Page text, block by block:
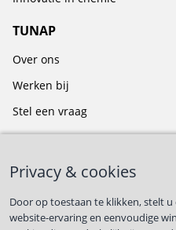
TUNAP
Over ons
Werken bij
Stel een vraag
Privacy & cookies
Door op toestaan te klikken, stelt
website-ervaring en eenvoudige